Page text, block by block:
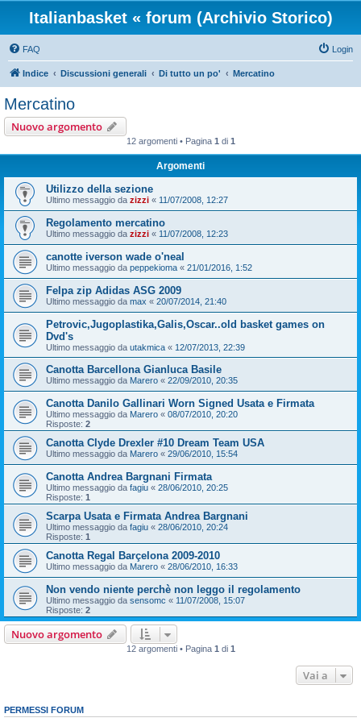
Italianbasket « forum (Archivio Storico)
FAQ Login
Indice Discussioni generali Di tutto un po' Mercatino
Mercatino
Nuovo argomento
12 argomenti • Pagina 1 di 1
Argomenti
Utilizzo della sezione
Ultimo messaggio da zizzi « 11/07/2008, 12:27
Regolamento mercatino
Ultimo messaggio da zizzi « 11/07/2008, 12:23
canotte iverson wade o'neal
Ultimo messaggio da peppekioma « 21/01/2016, 1:52
Felpa zip Adidas ASG 2009
Ultimo messaggio da max « 20/07/2014, 21:40
Petrovic,Jugoplastika,Galis,Oscar..old basket games on
Dvd's
Ultimo messaggio da utakmica « 12/07/2013, 22:39
Canotta Barcellona Gianluca Basile
Ultimo messaggio da Marero « 22/09/2010, 20:35
Canotta Danilo Gallinari Worn Signed Usata e Firmata
Ultimo messaggio da Marero « 08/07/2010, 20:20
Risposte: 2
Canotta Clyde Drexler #10 Dream Team USA
Ultimo messaggio da Marero « 29/06/2010, 15:54
Canotta Andrea Bargnani Firmata
Ultimo messaggio da fagiu « 28/06/2010, 20:25
Risposte: 1
Scarpa Usata e Firmata Andrea Bargnani
Ultimo messaggio da fagiu « 28/06/2010, 20:24
Risposte: 1
Canotta Regal Barçelona 2009-2010
Ultimo messaggio da Marero « 28/06/2010, 16:33
Non vendo niente perchè non leggo il regolamento
Ultimo messaggio da sensomc « 11/07/2008, 15:07
Risposte: 2
Nuovo argomento
12 argomenti • Pagina 1 di 1
Vai a
PERMESSI FORUM